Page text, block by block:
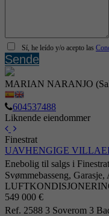
Sí, he leído y/o acepto las
Sende
MARIAN NARANJO
604537488
Liknende eiendommer
Finestrat
UAVHENGIGE
Enebolig til salgs i
Svømmebasseng,
549 000 €
Ref. 2588 3 Soverom 3